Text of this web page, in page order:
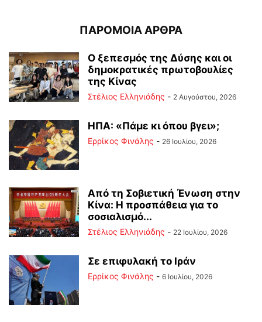
ΠΑΡΟΜΟΙΑ ΑΡΘΡΑ
Ο ξεπεσμός της Δύσης και οι
δημοκρατικές πρωτοβουλίες
της Κίνας
Στέλιος Ελληνιάδης - 2 Αυγούστου, 2026
ΗΠΑ: «Πάμε κι όπου βγει»;
Ερρίκος Φινάλης - 26 Ιουλίου, 2026
Από τη Σοβιετική Ένωση στην
Κίνα: Η προσπάθεια για το
σοσιαλισμό...
Στέλιος Ελληνιάδης - 22 Ιουλίου, 2026
Σε επιφυλακή το Ιράν
Ερρίκος Φινάλης - 6 Ιουλίου, 2026